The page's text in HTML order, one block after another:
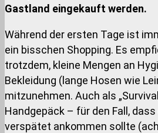
Gastland eingekauft werden.
Während der ersten Tage ist
ein bisschen Shopping. Es
trotzdem, kleine Mengen an
Bekleidung (lange Hosen wie
mitzunehmen. Auch als
Handgepäck – für den Fall,
verspätet ankommen sollte